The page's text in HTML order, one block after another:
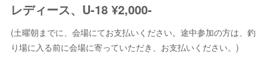
レディース、U-18 ¥2,000-
(土曜朝までに、会場にてお支払いください。途中参加の方は、釣
り場に入る前に会場に寄っていただき、お支払いください。)